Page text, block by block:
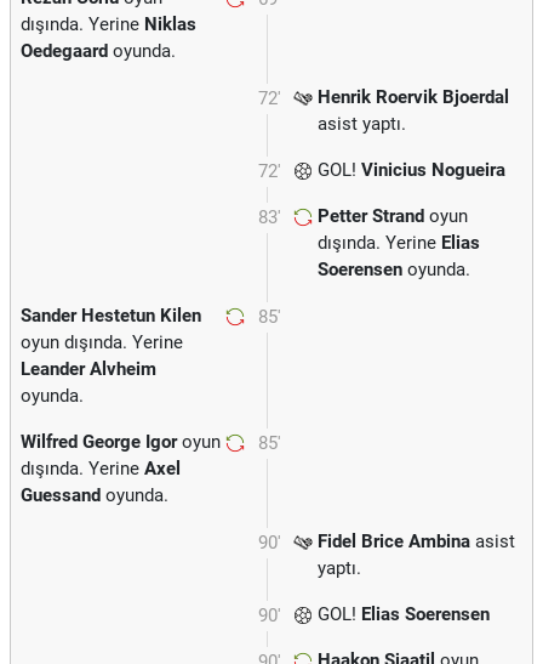
dışında. Yerine Niklas
Oedegaard oyunda.
72'
Henrik Roervik Bjoerdal
asist yaptı.
72' GOL! Vinicius Nogueira
83' Petter Strand oyun
dışında. Yerine Elias
Soerensen oyunda.
85'
Sander Hestetun Kilen
oyun dışında. Yerine
Leander Alvheim
oyunda.
85'
Wilfred George Igoroyun
dışında. Yerine Axel
Guessand oyunda.
90' Fidel Brice Ambina asist
yaptı.
90' GOL! Elias Soerensen